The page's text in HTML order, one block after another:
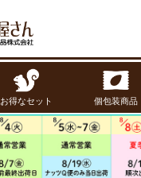
お得なセット 個包装商品